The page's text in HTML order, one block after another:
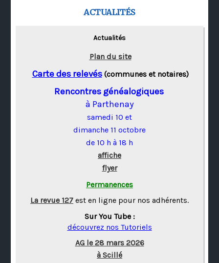
ACTUALITÉS
Actualités
Plan du site
Carte des relevés(communes et notaires)
Rencontres généalogiques
à Parthenay
samedi 10 et
dimanche 11 octobre
de 10 h à 18 h
affiche
flyer
Permanences
La revue 127 est en ligne pour nos adhérents.
Sur You Tube :
découvrez nos Tutoriels
AG le 28 mars 2026
à Scillé